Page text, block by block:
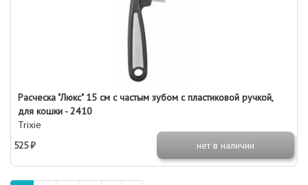
Расческа "Люкс" 15 см с частым зубом с пластиковой ручкой,
для кошки - 2410
Trixie
525 ₽
нет в наличии